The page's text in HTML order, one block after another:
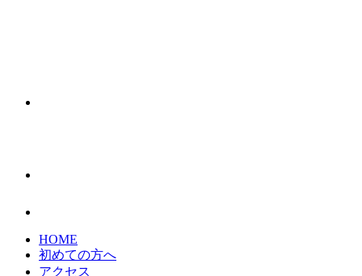
HOME
初めての方へ
アクセス